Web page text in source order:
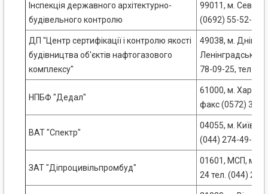
Інспекція державного архітектурно-
будівельного контролю
99011, м.
(0692) 55-52-07
ДП "Центр сертифікації і контролю якості
будівництва об'єктів нафтогазового
комплексу"
49038, м.
Ленінградська,
78-09-25, тел.
НПБФ "Дедал"
61000, м.
факс (0572) 30-
ВАТ "Спектр"
04055, м. Київ,
(044) 274-49-37,
ЗАТ "Діпроцивільпромбуд"
01601, МСП, м.
24 тел. (044)